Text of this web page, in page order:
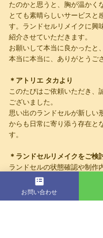
たのかと思うと、胸が温かく
とても素晴らしいサービスと
す。ランドセルリメイクに興
紹介させていただきます。
お願いして本当に良かったと
本当に本当に、ありがとうご
＊アトリエ タカより
このたびはご依頼いただき、
ございました。
思い出のランドセルが新しい
からも日常に寄り添う存在と
す。
＊ランドセルリメイクをご検
ランドセルの状態確認や制作
は、お気軽にご相談ください。
ランドセルリメイク完全ガ
お客様の声
お問い合わせ